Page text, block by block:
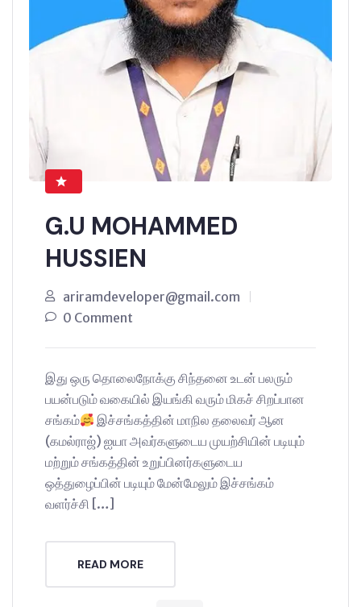
G.U MOHAMMED
HUSSIEN
ariramdeveloper@gmail.com
0 Comment
இது ஒரு தொலைநோக்கு சிந்தனை உடன் பலரும்
பயன்படும் வகையில் இயங்கி வரும் மிகச் சிறப்பான
சங்கம்
இச்சங்கத்தின் மாநில தலைவர் ஆன
(கமல்ராஜ்) ஐயா அவர்களுடைய முயற்சியின் படியும்
மற்றும் சங்கத்தின் உறுப்பினர்களுடைய
ஒத்துழைப்பின் படியும் மேன்மேலும் இச்சங்கம்
வளர்ச்சி […]
READ MORE